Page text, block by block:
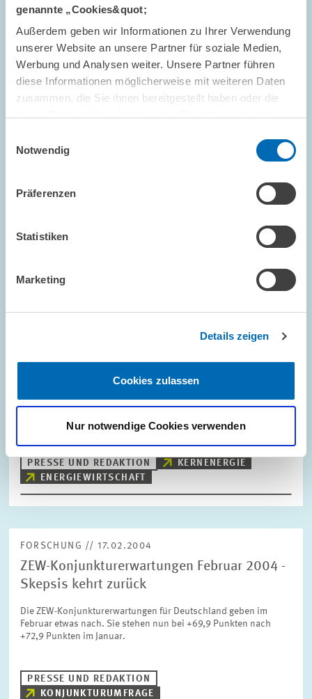
genannte „Cookies&quot;
Außerdem geben wir Informationen zu Ihrer Verwendung
unserer Website an unsere Partner für soziale Medien,
Werbung und Analysen weiter. Unsere Partner führen
diese Informationen möglicherweise mit weiteren Daten
zusammen, die Sie ihnen bereitgestellt haben oder die
Notwendig
Präferenzen
Statistiken
Marketing
Details zeigen
Cookies zulassen
Nur notwendige Cookies verwenden
DIGITALE ÖKONOMIE
FORSCHUNG // 16.03.2004
Die ZEW-Konjunkturerwartungen für Deutschland fallen im März
KONJUNKTURPROGNOSE
Energiemix am deutschen Strommarkt -
Der beschlossene Ausstieg aus der Kernenergie und der
künftig zu einer deutlichen Veränderung des Energiemixes bei
der Stromerzeugung führen. Profitieren…
PRESSE UND REDAKTION
KERNENERGIE
ENERGIEWIRTSCHAFT
FORSCHUNG // 17.02.2004
ZEW-Konjunkturerwartungen Februar 2004 -
Skepsis kehrt zurück
Die ZEW-Konjunkturerwartungen für Deutschland geben im
Februar etwas nach. Sie stehen nun bei +69,9 Punkten nach
+72,9 Punkten im Januar.
PRESSE UND REDAKTION
KONJUNKTURUMFRAGE